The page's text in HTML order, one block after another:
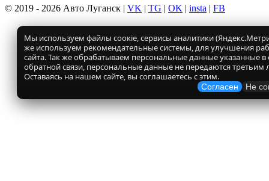
© 2019 - 2026 Авто Луганск | VK | TG | OK | insta | FB
Мы используем файлы соокіе, сервисы аналитики
же используем рекомендательные системы, для улучшения
сайта. Так же обрабатываем персональные данные указанные
обратной связи, персональные данные не передаются третьим
Оставаясь на нашем сайте, вы соглашаетесь с этим.
Согласен Не